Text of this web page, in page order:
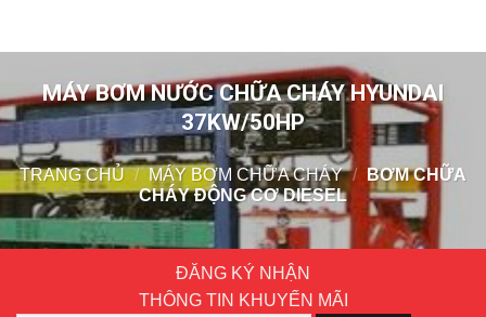
MÁY BƠM NƯỚC CHỮA CHÁY HYUNDAI
37KW/50HP
TRANG CHỦ / MÁY BƠM CHỮA CHÁY /
BƠM CHỮA
CHÁY ĐỘNG CƠ DIESEL
ĐĂNG KÝ NHẬN
THÔNG TIN KHUYẾN MÃI